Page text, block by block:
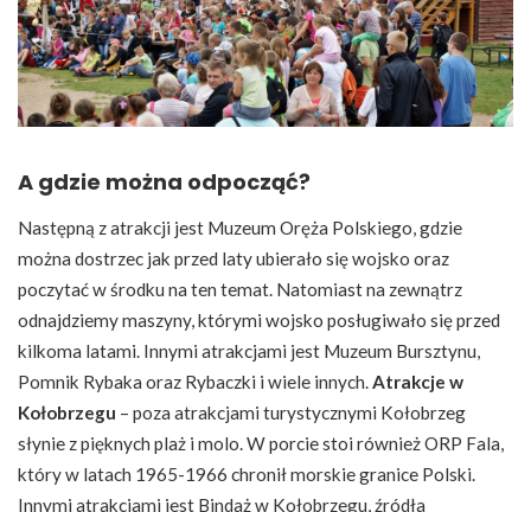
A gdzie można odpocząć?
Następną z atrakcji jest Muzeum Oręża Polskiego, gdzie
można dostrzec jak przed laty ubierało się wojsko oraz
poczytać w środku na ten temat. Natomiast na zewnątrz
odnajdziemy maszyny, którymi wojsko posługiwało się przed
kilkoma latami. Innymi atrakcjami jest Muzeum Bursztynu,
Pomnik Rybaka oraz Rybaczki i wiele innych.Atrakcje w
Kołobrzegu – poza atrakcjami turystycznymi Kołobrzeg
słynie z pięknych plaż i molo. W porcie stoi również ORP Fala,
który w latach 1965-1966 chronił morskie granice Polski.
Innymi atrakcjami jest Bindaż w Kołobrzegu, źródła